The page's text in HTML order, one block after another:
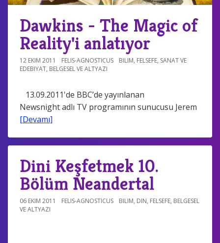
Dawkins - The Magic of
Reality'i anlatıyor
12 EKIM 2011 FELIS-AGNOSTICUS BILIM, FELSEFE, SANAT VE
EDEBIYAT, BELGESEL VE ALTYAZI
13.09.2011'de BBC’de yayınlanan
Newsnight adlı TV programının sunucusu Jerem
[Devamı]
Dini Keşfetmek 10.
Bölüm Neandertal
06 EKIM 2011 FELIS-AGNOSTICUS BILIM, DIN, FELSEFE, BELGESEL
VE ALTYAZI